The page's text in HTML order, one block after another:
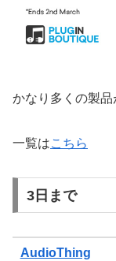
かなり多くの製品
一覧はこちら
3日まで
AudioThing